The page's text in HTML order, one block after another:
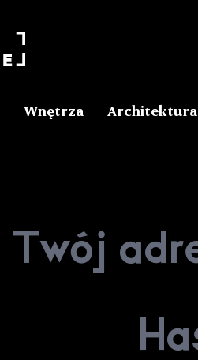
Wnętrza Architektura